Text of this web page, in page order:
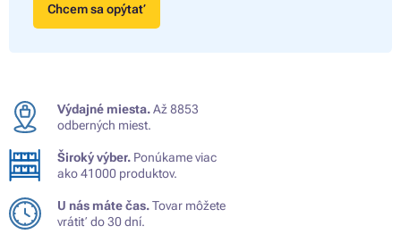
Chcem sa opýtať
Výdajné miesta.Až 8853
odberných miest.
Široký výber. Ponúkame viac
ako 41000 produktov.
U nás máte čas.Tovar môžete
vrátiť do 30 dní.